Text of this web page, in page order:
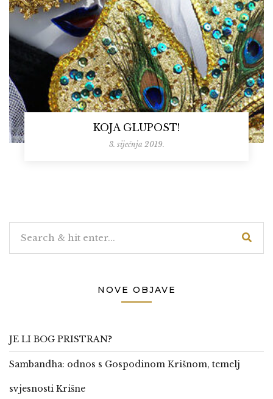
KOJA GLUPOST!
3. siječnja 2019.
NOVE OBJAVE
JE LI BOG PRISTRAN?
Sambandha: odnos s Gospodinom Krišnom, temelj
svjesnosti Krišne